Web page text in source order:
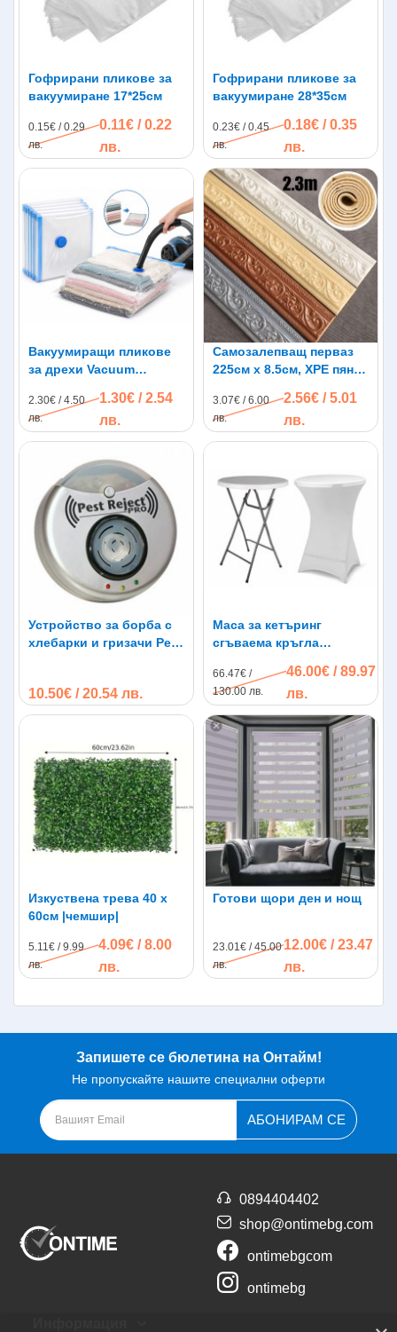
Гофрирани пликове за
вакуумиране 17*25см
0.15€ / 0.29
лв.
0.11€ / 0.22
лв.
Гофрирани пликове за
вакуумиране 28*35см
0.23€ / 0.45
лв.
0.18€ / 0.35
лв.
Вакуумиращи пликове
за дрехи Vacuum
2.30€ / 4.50
лв.
1.30€ / 2.54
лв.
Самозалепващ перваз
225см х 8.5см, XPE пяна,
3.07€ / 6.00
лв.
2.56€ / 5.01
лв.
Устройство за борба с
хлебарки и гризачи Pest
10.50€ / 20.54 лв.
Маса за кетъринг
сгъваема кръгла
66.47€ /
130.00 лв.
46.00€ / 89.97
лв.
Изкуствена трева 40 х
60см |чемшир|
5.11€ / 9.99
лв.
4.09€ / 8.00
лв.
Готови щори ден и нощ
23.01€ / 45.00
лв.
12.00€ / 23.47
лв.
Запишете се бюлетина на Онтайм!
Не пропускайте нашите специални оферти
АБОНИРАМ СЕ
0894404402
shop@ontimebg.com
ontimebgcom
ontimebg